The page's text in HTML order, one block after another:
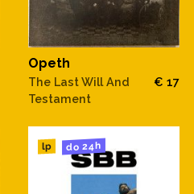
Opeth
The Last Will And
Testament
€ 17
lp do 24h